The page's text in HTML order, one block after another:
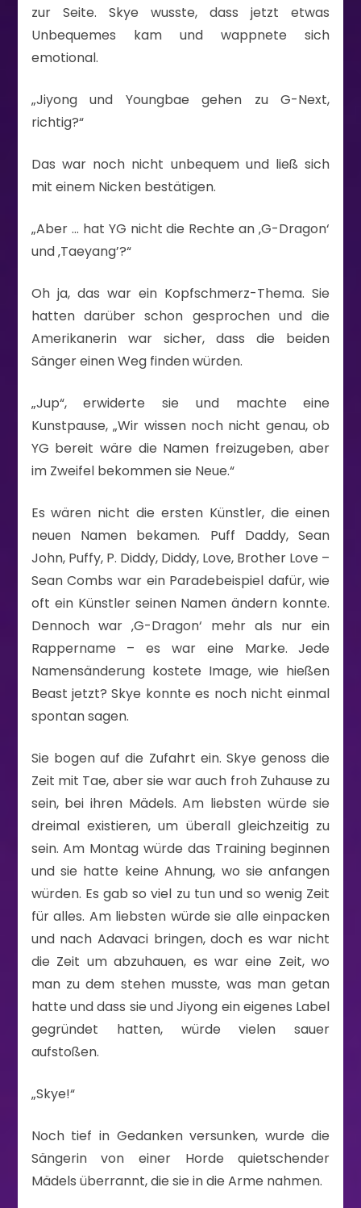
zur Seite. Skye wusste, dass jetzt etwas
Unbequemes kam und wappnete sich
emotional.
„Jiyong und Youngbae gehen zu G-Next,
richtig?“
Das war noch nicht unbequem und ließ sich
mit einem Nicken bestätigen.
„Aber … hat YG nicht die Rechte an ‚G-Dragon‘
und ‚Taeyang’?“
Oh ja, das war ein Kopfschmerz-Thema. Sie
hatten darüber schon gesprochen und die
Amerikanerin war sicher, dass die beiden
Sänger einen Weg finden würden.
„Jup“, erwiderte sie und machte eine
Kunstpause, „Wir wissen noch nicht genau, ob
YG bereit wäre die Namen freizugeben, aber
im Zweifel bekommen sie Neue.“
Es wären nicht die ersten Künstler, die einen
neuen Namen bekamen. Puff Daddy, Sean
John, Puffy, P. Diddy, Diddy, Love, Brother Love –
Sean Combs war ein Paradebeispiel dafür, wie
oft ein Künstler seinen Namen ändern konnte.
Dennoch war ‚G-Dragon‘ mehr als nur ein
Rappername – es war eine Marke. Jede
Namensänderung kostete Image, wie hießen
Beast jetzt? Skye konnte es noch nicht einmal
spontan sagen.
Sie bogen auf die Zufahrt ein. Skye genoss die
Zeit mit Tae, aber sie war auch froh Zuhause zu
sein, bei ihren Mädels. Am liebsten würde sie
dreimal existieren, um überall gleichzeitig zu
sein. Am Montag würde das Training beginnen
und sie hatte keine Ahnung, wo sie anfangen
würden. Es gab so viel zu tun und so wenig Zeit
für alles. Am liebsten würde sie alle einpacken
und nach Adavaci bringen, doch es war nicht
die Zeit um abzuhauen, es war eine Zeit, wo
man zu dem stehen musste, was man getan
hatte und dass sie und Jiyong ein eigenes Label
gegründet hatten, würde vielen sauer
aufstoßen.
„Skye!“
Noch tief in Gedanken versunken, wurde die
Sängerin von einer Horde quietschender
Mädels überrannt, die sie in die Arme nahmen.